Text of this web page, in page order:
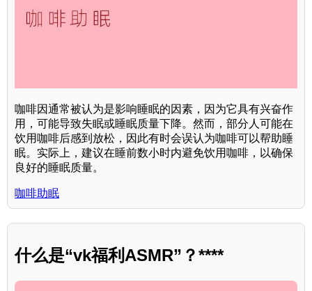
咖啡因通常被认为是影响睡眠的因素，因为它具有兴奋作
用，可能导致失眠或睡眠质量下降。然而，部分人可能在
饮用咖啡后感到放松，因此有时会误认为咖啡可以帮助睡
眠。实际上，建议在睡前数小时内避免饮用咖啡，以确保
良好的睡眠质量。
咖啡助眠
什么是“vk福利ASMR”？****